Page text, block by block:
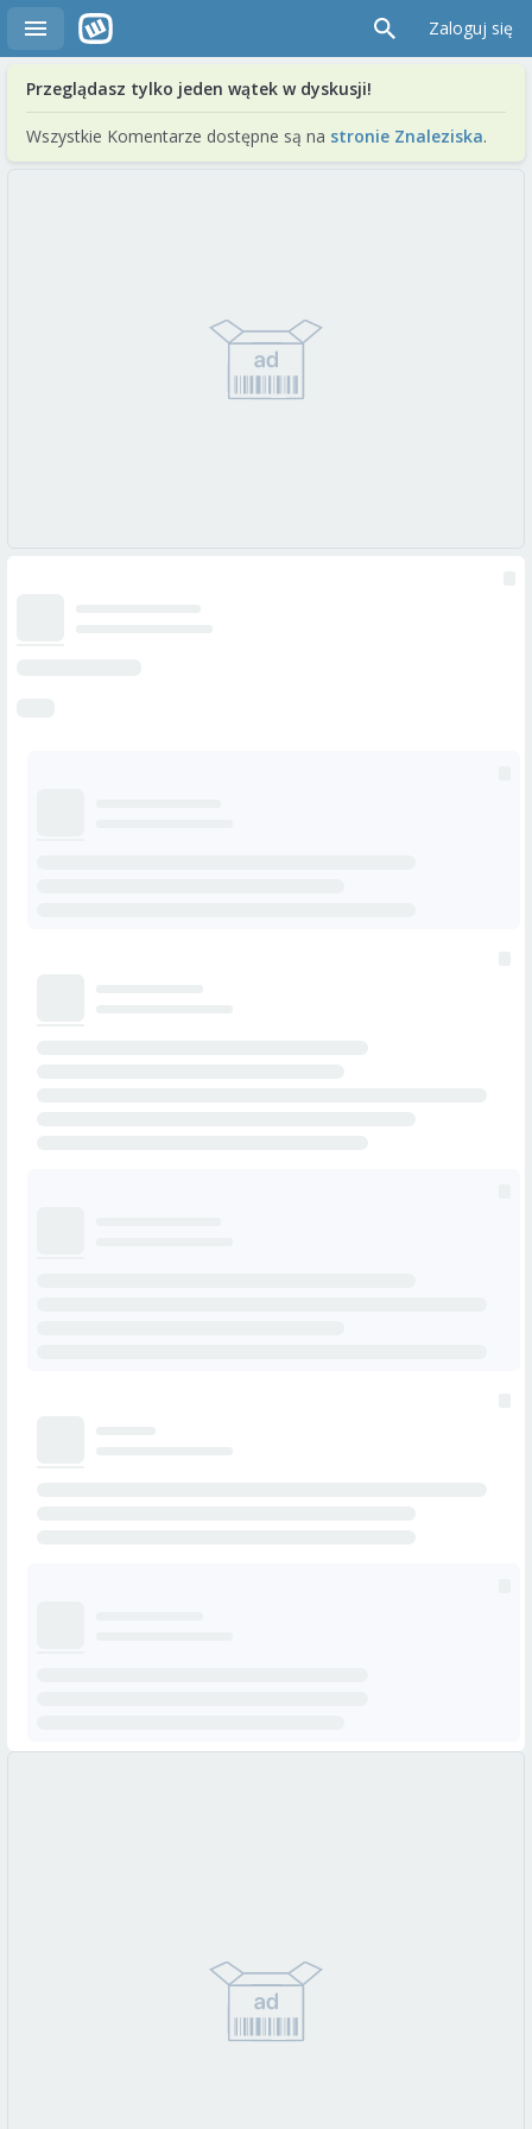
Zaloguj się
Przeglądasz tylko jeden wątek w dyskusji!
Wszystkie Komentarze dostępne są na stronie Znaleziska.